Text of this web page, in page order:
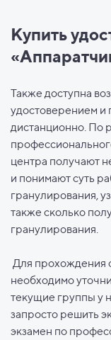
Купить
Также доступна
удостоверением и
дистанционно. По
центра получают
и понимают суть
гранулирования,
также сколько
гранулирования.
Для прохождения
необходимо
текущие группы у
запросто решить
экзамен по